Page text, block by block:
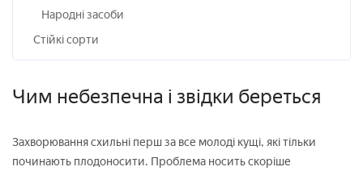
Народні засоби
Стійкі сорти
Чим небезпечна і звідки береться
Захворювання схильні перш за все молоді кущі, які тільки
починають плодоносити. Проблема носить скоріше